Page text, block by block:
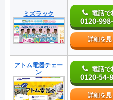
ミズラック 電話で
0120-
詳細を
アトム電器チェー
ン
電話で
0120-54-
詳細を